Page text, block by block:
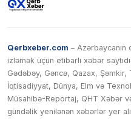
Qerbxeber.com –
izləmək üçün etibarlı xəbər
Gədəbəy, Gəncə, Qazax,
İqtisadiyyat, Dünya, Elm və
Müsahibə-Reportaj, QHT Xəbər
gündəlik yenilənən xəbərlər yer